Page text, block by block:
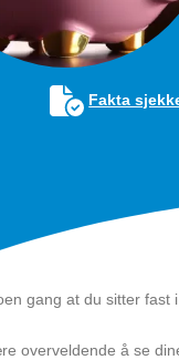
Fakta
gang at du sitter fast
overveldende å se